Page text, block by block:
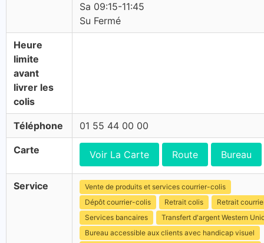
Sa 09:15-11:45
Su Fermé
Heure
limite
avant
livrer les
colis
Téléphone 01 55 44 00 00
Carte Voir La Carte Route Bureau
Service
Vente de produits et services courrier-colis
Dépôt courrier-colis
Retrait colis
Retrait
Services bancaires
Transfert d'argent Western
Bureau accessible aux clients avec handicap visuel